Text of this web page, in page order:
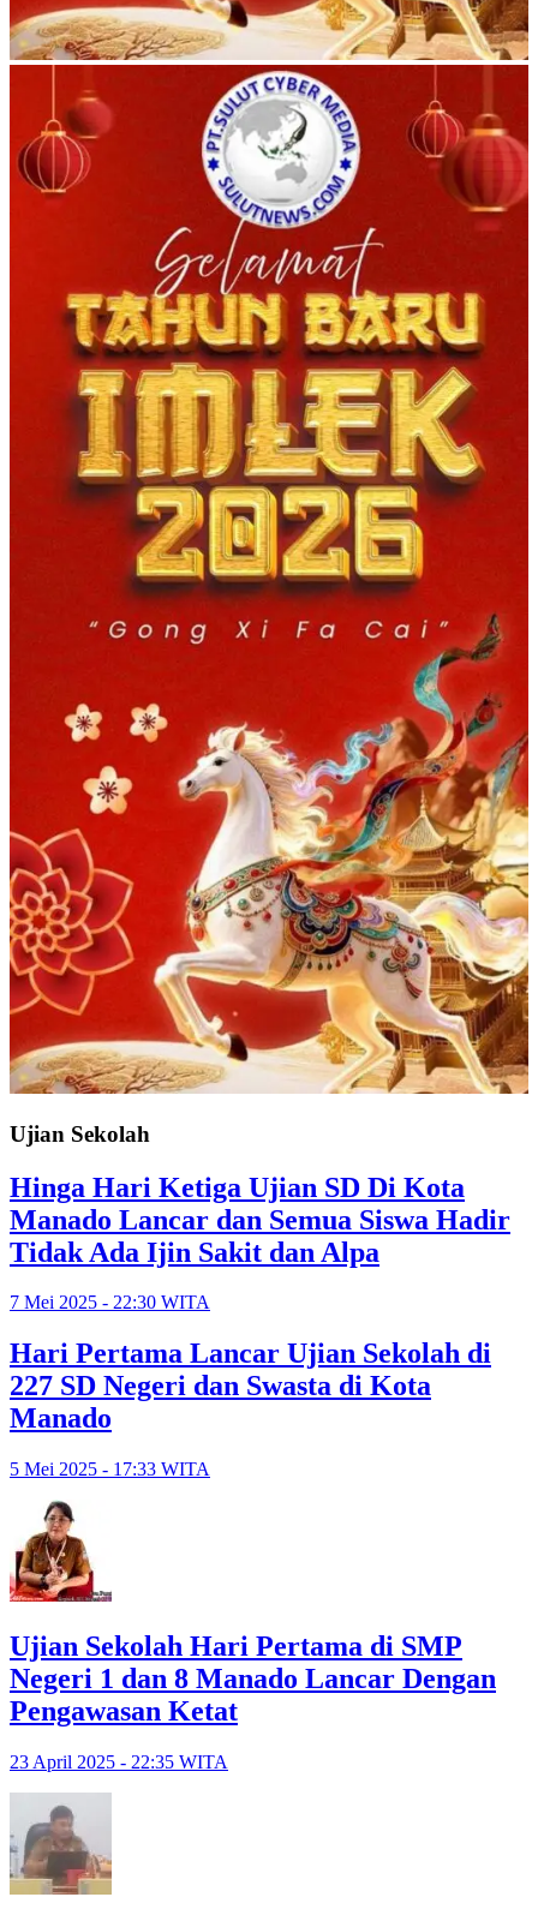
Ujian Sekolah
Hinga Hari Ketiga Ujian SD Di Kota
Manado Lancar dan Semua Siswa Hadir
Tidak Ada Ijin Sakit dan Alpa
7 Mei 2025 - 22:30 WITA
Hari Pertama Lancar Ujian Sekolah di
227 SD Negeri dan Swasta di Kota
Manado
5 Mei 2025 - 17:33 WITA
Ujian Sekolah Hari Pertama di SMP
Negeri 1 dan 8 Manado Lancar Dengan
Pengawasan Ketat
23 April 2025 - 22:35 WITA